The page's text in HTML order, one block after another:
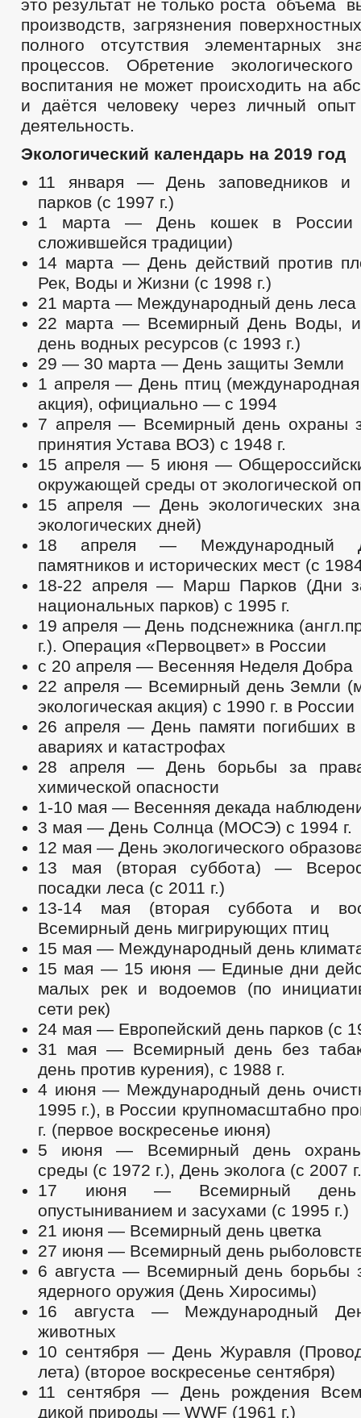
это результат не только роста объема
производств, загрязнения
полного отсутствия элементарных
процессов. Обретение
воспитания не может происходить на
и даётся человеку через личный опыт
деятельность.
Экологический календарь на 2019 год
11 января — День заповедников и
парков (с 1997 г.)
1 марта — День кошек в России
сложившейся традиции)
14 марта — День действий против
Рек, Воды и Жизни (с 1998 г.)
21 марта — Международный день леса
22 марта — Всемирный День Воды,
день водных ресурсов (с 1993 г.)
29 — 30 марта — День защиты Земли
1 апреля — День птиц (международная
акция), официально — с 1994
7 апреля — Всемирный день охраны
принятия Устава ВОЗ) с 1948 г.
15 апреля — 5 июня —
окружающей среды от экологической
15 апреля — День экологических
экологических дней)
18 апреля — Международный
памятников и исторических мест (с
18-22 апреля — Марш Парков (Дни
национальных парков) с 1995 г.
19 апреля — День подснежника
г.). Операция «Первоцвет» в России
с 20 апреля — Весенняя Неделя Добра
22 апреля — Всемирный день Земли
экологическая акция) с 1990 г. в России
26 апреля — День памяти погибших в
авариях и катастрофах
28 апреля — День борьбы за
химической опасности
1-10 мая — Весенняя декада
3 мая — День Солнца (МОСЭ) с 1994 г.
12 мая — День экологического
13 мая (вторая суббота) —
посадки леса (с 2011 г.)
13-14 мая (вторая суббота и
Всемирный день мигрирующих птиц
15 мая — Международный день
15 мая — 15 июня — Единые дни
малых рек и водоемов (по
сети рек)
24 мая — Европейский день парков (с
31 мая — Всемирный день без
день против курения), с 1988 г.
4 июня — Международный день
1995 г.), в России крупномасштабно
г. (первое воскресенье июня)
5 июня — Всемирный день
среды (с 1972 г.), День эколога (с 2007
17 июня — Всемирный
опустыниванием и засухами (с 1995 г.)
21 июня — Всемирный день цветка
27 июня — Всемирный день
6 августа — Всемирный день борьбы
ядерного оружия (День Хиросимы)
16 августа — Международный
животных
10 сентября — День Журавля
лета) (второе воскресенье сентября)
11 сентября — День рождения
дикой природы — WWF (1961 г.)